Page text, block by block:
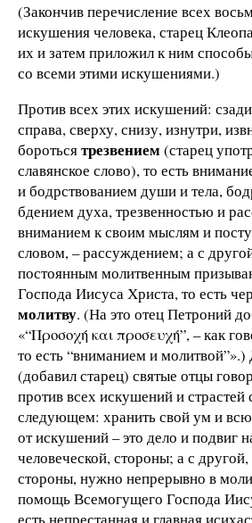
(Закончив перечисление всех
искушения человека, старец
их и затем приложил к ним
со всеми этими искушениями.)
Против всех этих искушений:
справа, сверху, снизу, изнутри,
боротьсятрезвением (старец
славянское слово), то есть
и бодрствованием души и тела,
бдением духа, трезвенностью и
вниманием к своим мыслям и
словом, – рассуждением; а с
постоянным молитвенным
Господа Иисуса Христа, то есть
молитву. (На это отец Петроний
«“Προσοχή και προσευχή”, – как
то есть “вниманием и
(добавил старец) святые отцы
против всех искушений и страстей
следующем: хранить свой ум и
от искушений – это дело и подвиг
человеческой, стороны; а с
стороны, нужно непрерывно в
помощь Всемогущего Господа